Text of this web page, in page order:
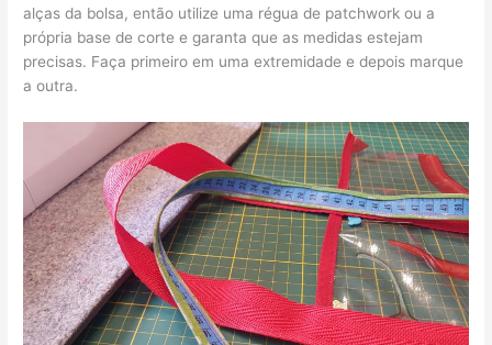
alças da bolsa, então utilize uma régua de patchwork ou a
própria base de corte e garanta que as medidas estejam
precisas. Faça primeiro em uma extremidade e depois marque
a outra.